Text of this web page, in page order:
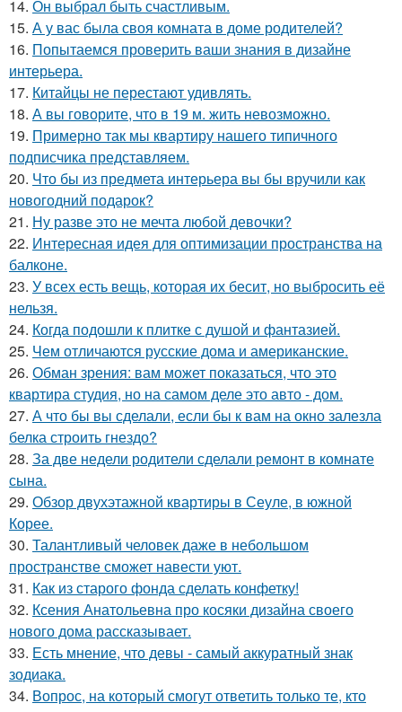
14. Он выбрал быть счастливым.
15. А у вас была своя комната в доме родителей?
16. Попытаемся проверить ваши знания в дизайне
интерьера.
17. Китайцы не перестают удивлять.
18. А вы говорите, что в 19 м. жить невозможно.
19. Примерно так мы квартиру нашего типичного
подписчика представляем.
20. Что бы из предмета интерьера вы бы вручили как
новогодний подарок?
21. Ну разве это не мечта любой девочки?
22. Интересная идея для оптимизации пространства на
балконе.
23. У всех есть вещь, которая их бесит, но выбросить её
нельзя.
24. Когда подошли к плитке с душой и фантазией.
25. Чем отличаются русские дома и американские.
26. Обман зрения: вам может показаться, что это
квартира студия, но на самом деле это авто - дом.
27. А что бы вы сделали, если бы к вам на окно залезла
белка строить гнездо?
28. За две недели родители сделали ремонт в комнате
сына.
29. Обзор двухэтажной квартиры в Сеуле, в южной
Корее.
30. Талантливый человек даже в небольшом
пространстве сможет навести уют.
31. Как из старого фонда сделать конфетку!
32. Ксения Анатольевна про косяки дизайна своего
нового дома рассказывает.
33. Есть мнение, что девы - самый аккуратный знак
зодиака.
34. Вопрос, на который смогут ответить только те, кто